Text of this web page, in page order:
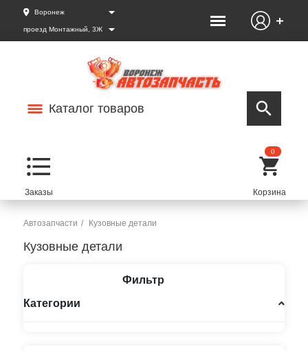
Воронеж
проезд Монтажный, 3Ж
Каталог товаров
0
Автозапчасти Кузовные детали
Кузовные детали
Фильтр
Категории